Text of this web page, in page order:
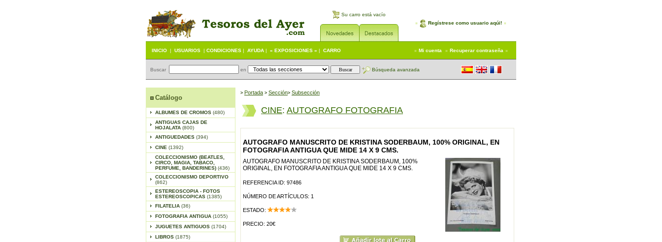
Su carro está vacío
Regístrese como usuario aqúi!
INICIO | USUARIOS | CONDICIONES | AYUDA | « EXPOSICIONES » | CARRO Mi cuenta Recuperar contraseña
Buscar en Búsqueda avanzada
Catálogo
ALBUMES DE CROMOS (480)
ANTIGUAS CAJAS DE
HOJALATA (800)
ANTIGUEDADES (394)
CINE (1392)
COLECCIONISMO (BEATLES,
CIRCO, MAGIA, TABACO,
PERFUME, BANDERINES) (436)
COLECCIONISMO DEPORTIVO
(862)
ESTEREOSCOPIA - FOTOS
ESTEREOSCOPICAS (1385)
FILATELIA (36)
FOTOGRAFIA ANTIGUA (1055)
JUGUETES ANTIGUOS (1704)
LIBROS (1875)
> Portada > Sección> Subsección
CINE: AUTOGRAFO FOTOGRAFIA
AUTOGRAFO MANUSCRITO DE KRISTINA SODERBAUM, 100% ORIGINAL, EN
FOTOGRAFIA ANTIGUA QUE MIDE 14 X 9 CMS.
AUTOGRAFO MANUSCRITO DE KRISTINA SODERBAUM, 100%
ORIGINAL, EN FOTOGRAFIA ANTIGUA QUE MIDE 14 X 9 CMS.
REFERENCIA ID: 97486
NÚMERO DE ARTÍCULOS: 1
ESTADO:
PRECIO: 20€